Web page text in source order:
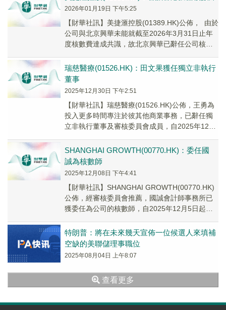
2026年01月19日 下午5:25
【財華社訊】美捷滙控股(01389.HK)公佈， 由於
公司與北京興華未能就截至2026年3月31日止年
度核數費達成共識，故北京興華已辭任公司核數
瑞慈醫療(01526.HK)：田文果獲任獨立非執行
董事
2025年12月30日 下午2:51
【財華社訊】瑞慈醫療(01526.HK)公佈，王勇為
投入更多時間專注於彼其他商業事務，已辭任獨
立非執行董事及審核委員會成員，自2025年12月
SHANGHAI GROWTH(00770.HK)：委任國
誠為核數師
2025年12月08日 下午4:41
【財華社訊】SHANGHAI GROWTH(00770.HK)
公佈，經審核委員會推薦，國誠會計師事務所已
獲委任為公司的核數師，自2025年12月5日起生
特朗普：將在未來幾天宣佈一位候選人來填補
空缺的美聯儲理事職位
2025年08月04日 上午8:07
查看更多